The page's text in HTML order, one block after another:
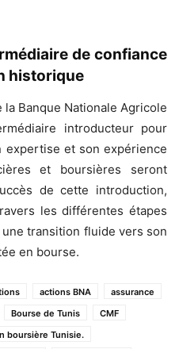
de confiance
historique
la Banque Nationale Agricole
introducteur pour
expertise et son expérience
et boursières seront
de cette introduction,
les différentes étapes
transition fluide vers son
en bourse.
actions BNA
assurance
Bourse de Tunis
CMF
boursière Tunisie.